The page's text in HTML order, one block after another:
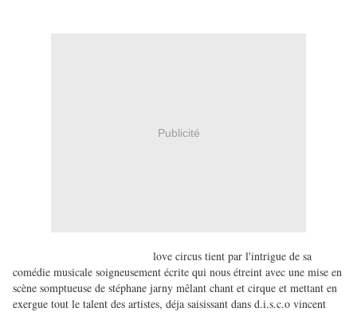
Publicité
love circus tient par l'intrigue de sa
comédie musicale soigneusement écrite qui nous étreint avec une mise en
scène somptueuse de stéphane jarny mêlant chant et cirque et mettant en
exergue tout le talent des artistes, déja saisissant dans d.i.s.c.o vincent